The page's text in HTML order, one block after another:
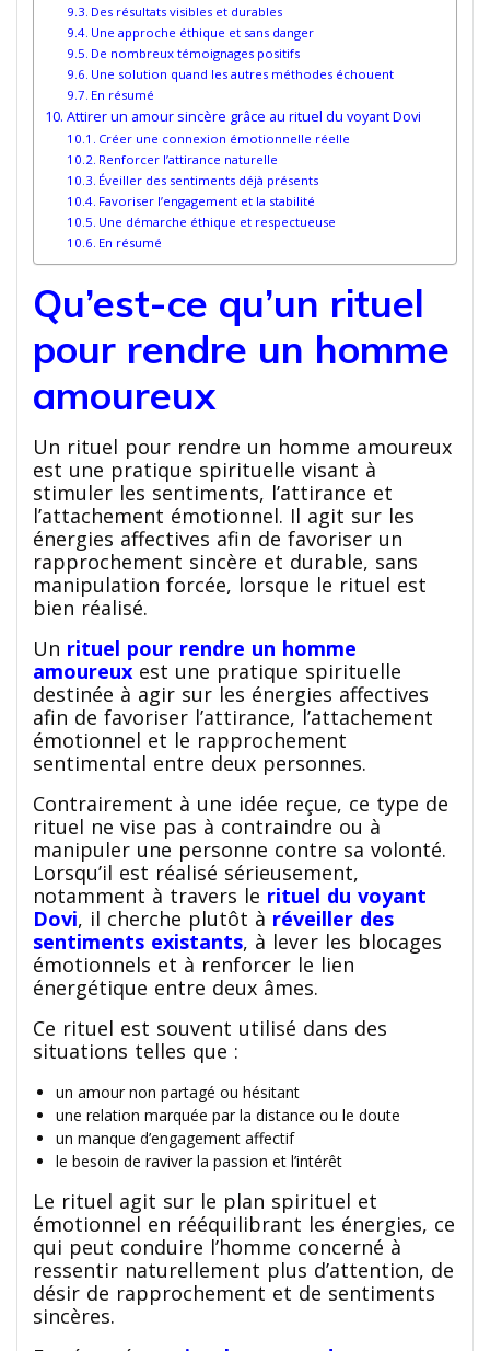
Des résultats visibles et durables
Une approche éthique et sans danger
De nombreux témoignages positifs
Une solution quand les autres méthodes échouent
En résumé
Attirer un amour sincère grâce au rituel du voyant Dovi
Créer une connexion émotionnelle réelle
Renforcer l’attirance naturelle
Éveiller des sentiments déjà présents
Favoriser l’engagement et la stabilité
Une démarche éthique et respectueuse
En résumé
Qu’est-ce qu’un rituel
pour rendre un homme
amoureux
Un rituel pour rendre un homme amoureux
est une pratique spirituelle visant à
stimuler les sentiments, l’attirance et
l’attachement émotionnel. Il agit sur les
énergies affectives afin de favoriser un
rapprochement sincère et durable, sans
manipulation forcée, lorsque le rituel est
bien réalisé.
Un rituel pour rendre un homme
amoureux est une pratique spirituelle
destinée à agir sur les énergies affectives
afin de favoriser l’attirance, l’attachement
émotionnel et le rapprochement
sentimental entre deux personnes.
Contrairement à une idée reçue, ce type de
rituel ne vise pas à contraindre ou à
manipuler une personne contre sa volonté.
Lorsqu’il est réalisé sérieusement,
notamment à travers le rituel du voyant
Dovi, il cherche plutôt à réveiller des
sentiments existants, à lever les blocages
émotionnels et à renforcer le lien
énergétique entre deux âmes.
Ce rituel est souvent utilisé dans des
situations telles que :
un amour non partagé ou hésitant
une relation marquée par la distance ou le doute
un manque d’engagement affectif
le besoin de raviver la passion et l’intérêt
Le rituel agit sur le plan spirituel et
émotionnel en rééquilibrant les énergies, ce
qui peut conduire l’homme concerné à
ressentir naturellement plus d’attention, de
désir de rapprochement et de sentiments
sincères.